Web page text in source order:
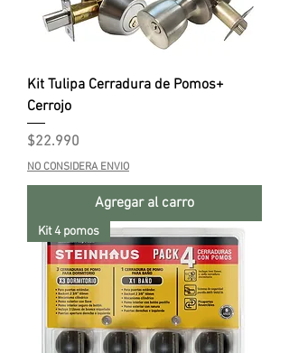
Kit Tulipa Cerradura de Pomos+
Cerrojo
Precio
$22.990
NO CONSIDERA ENVIO
Agregar al carro
Kit 4 pomos